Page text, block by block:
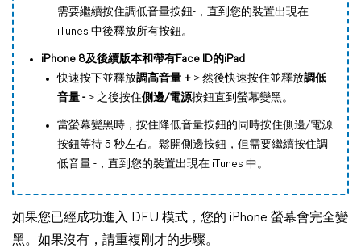
需要繼續按住調低音量按鈕-，直到您的裝置出現在
iTunes 中後釋放所有按鈕。
iPhone 8及後續版本和帶有Face ID的iPad
快速按下並釋放調高音量 + > 然後快速按住並釋放調低
音量 - > 之後按住側邊/電源按鈕直到螢幕變黑。
當螢幕變黑時，按住降低音量按鈕的同時按住側邊/電源
按鈕等待 5 秒左右。鬆開側邊按鈕，但需要繼續按住調
低音量 -，直到您的裝置出現在 iTunes 中。
如果您已經成功進入 DFU 模式，您的 iPhone 螢幕會完全變
黑。如果沒有，請重複剛才的步驟。